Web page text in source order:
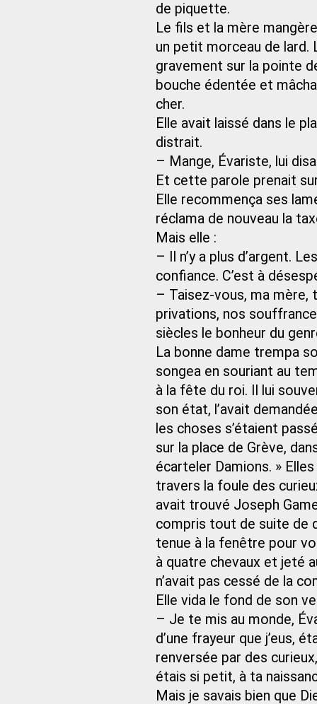
de piquette.
Le fils et la mère
un petit morceau de
gravement sur la pointe
bouche édentée et
cher.
Elle avait laissé dans le
distrait.
– Mange, Évariste, lui
Et cette parole prenait
Elle recommença ses
réclama de nouveau la
Mais elle :
– Il n’y a plus d’argent.
confiance. C’est à
– Taisez-vous, ma mère,
privations, nos
siècles le bonheur du
La bonne dame trempa
songea en souriant au
à la fête du roi. Il lui
son état, l’avait
les choses s’étaient
sur la place de Grève,
écarteler Damions. »
travers la foule des
avait trouvé Joseph
compris tout de suite de
tenue à la fenêtre pour
à quatre chevaux et jeté
n’avait pas cessé de la
Elle vida le fond de son
– Je te mis au monde,
d’une frayeur que j’eus,
renversée par des
étais si petit, à ta
Mais je savais bien que